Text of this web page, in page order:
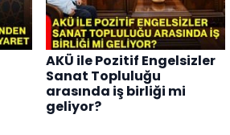
AKÜ ile Pozitif Engelsizler
Sanat Topluluğu
arasında iş birliği mi
geliyor?